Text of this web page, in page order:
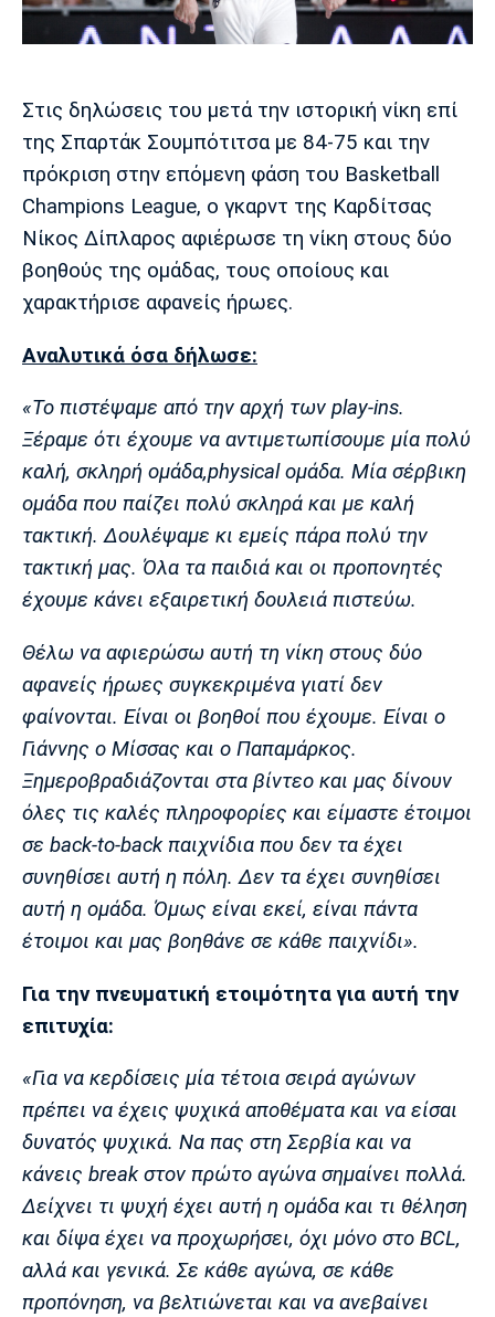
Cine Spot
Running
Media
Παρασκήνιο
Μπαρτσελόνα
Ρεάλ
Μαδρίτης
Ατλέτικο
Μαδρίτης
Λίβερπουλ
Μάντσεστερ
Γιουβέντους
Μπορούσια
Ντόρτμουντ
Παρί Σεν
Ζερμέν
Μαρσέιγ
Μονακό
Ερυθρός
Αστέρας
Στις δηλώσεις του μετά την ιστορική νίκη επί
της Σπαρτάκ Σουμπότιτσα με 84-75 και την
πρόκριση στην επόμενη φάση του Basketball
Champions League, ο γκαρντ της Καρδίτσας
Νίκος Δίπλαρος αφιέρωσε τη νίκη στους δύο
βοηθούς της ομάδας, τους οποίους και
χαρακτήρισε αφανείς ήρωες.
Αναλυτικά όσα δήλωσε:
«Το πιστέψαμε από την αρχή των play-ins.
Ξέραμε ότι έχουμε να αντιμετωπίσουμε μία πολύ
καλή, σκληρή ομάδα,physical ομάδα. Μία σέρβικη
ομάδα που παίζει πολύ σκληρά και με καλή
τακτική. Δουλέψαμε κι εμείς πάρα πολύ την
τακτική μας. Όλα τα παιδιά και οι προπονητές
έχουμε κάνει εξαιρετική δουλειά πιστεύω.
Θέλω να αφιερώσω αυτή τη νίκη στους δύο
αφανείς ήρωες συγκεκριμένα γιατί δεν
φαίνονται. Είναι οι βοηθοί που έχουμε. Είναι ο
Γιάννης ο Μίσσας και ο Παπαμάρκος.
Ξημεροβραδιάζονται στα βίντεο και μας δίνουν
όλες τις καλές πληροφορίες και είμαστε έτοιμοι
σε back-to-back παιχνίδια που δεν τα έχει
συνηθίσει αυτή η πόλη. Δεν τα έχει συνηθίσει
αυτή η ομάδα. Όμως είναι εκεί, είναι πάντα
έτοιμοι και μας βοηθάνε σε κάθε παιχνίδι».
Για την πνευματική ετοιμότητα για αυτή την
επιτυχία:
«Για να κερδίσεις μία τέτοια σειρά αγώνων
πρέπει να έχεις ψυχικά αποθέματα και να είσαι
δυνατός ψυχικά. Να πας στη Σερβία και να
κάνεις break στον πρώτο αγώνα σημαίνει πολλά.
Δείχνει τι ψυχή έχει αυτή η ομάδα και τι θέληση
και δίψα έχει να προχωρήσει, όχι μόνο στο BCL,
αλλά και γενικά. Σε κάθε αγώνα, σε κάθε
προπόνηση, να βελτιώνεται και να ανεβαίνει